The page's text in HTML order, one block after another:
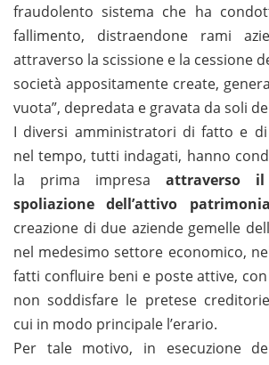
fraudolento sistema che ha
fallimento, distraendone rami
attraverso la scissione e la cessione
società appositamente create,
vuota”, depredata e gravata da soli
I diversi amministratori di fatto e
nel tempo, tutti indagati, hanno
la prima impresa attraverso il
spoliazione dell’attivo
creazione di due aziende gemelle
nel medesimo settore economico,
fatti confluire beni e poste attive,
non soddisfare le pretese
cui in modo principale l’erario.
Per tale motivo, in esecuzione